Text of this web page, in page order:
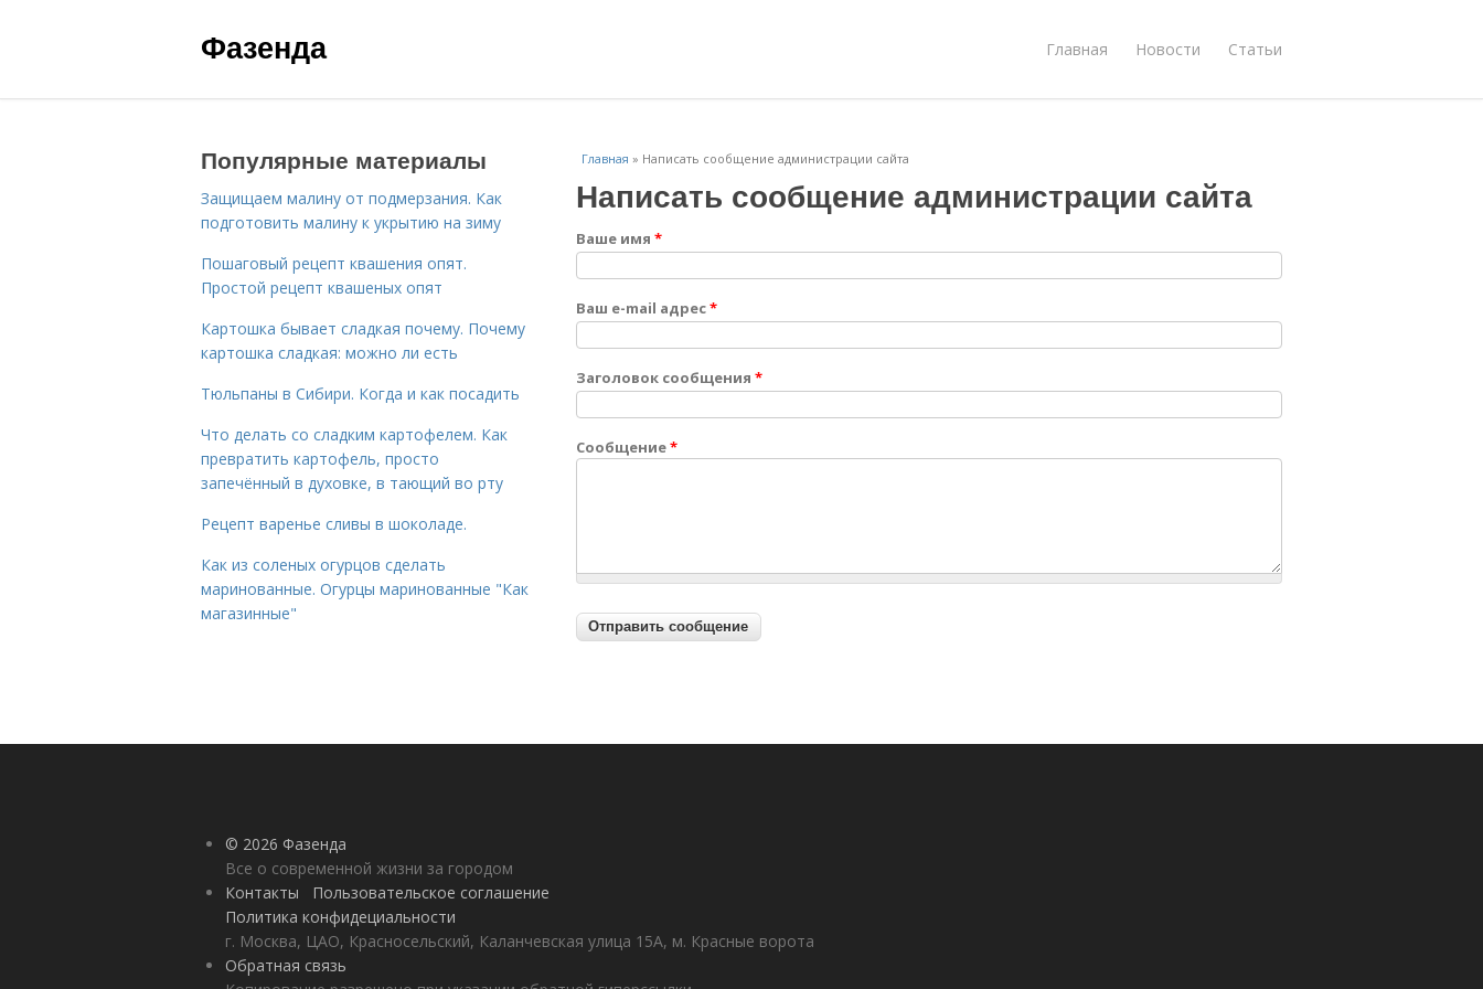
Фазенда Главная Новости Статьи
Главная » Написать сообщение администрации сайта
Написать сообщение администрации сайта
Ваше имя *
Ваш e-mail адрес*
Заголовок сообщения *
Сообщение*
Популярные материалы
Защищаем малину от подмерзания. Как
подготовить малину к укрытию на зиму
Пошаговый рецепт квашения опят.
Простой рецепт квашеных опят
Картошка бывает сладкая почему. Почему
картошка сладкая: можно ли есть
Тюльпаны в Сибири. Когда и как посадить
Что делать со сладким картофелем. Как
превратить картофель, просто
запечённый в духовке, в тающий во рту
Рецепт варенье сливы в шоколаде.
Как из соленых огурцов сделать
маринованные. Огурцы маринованные "Как
магазинные"
© 2026 Фазенда
Все о современной жизни за городом
Контакты
Пользовательское соглашение
Политика конфидециальности
г. Москва, ЦАО, Красносельский, Каланчевская улица 15А, м. Красные ворота
Обратная связь